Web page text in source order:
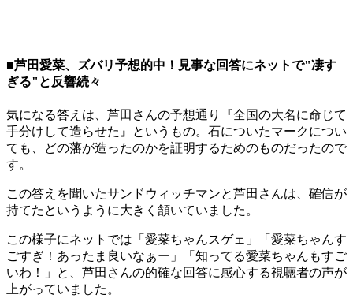
■芦田愛菜、ズバリ予想的中！見事な回答にネットで"凄す
ぎる"と反響続々
気になる答えは、芦田さんの予想通り『全国の大名に命じて
手分けして造らせた』というもの。石についたマークについ
ても、どの藩が造ったのかを証明するためのものだったので
す。
この答えを聞いたサンドウィッチマンと芦田さんは、確信が
持てたというように大きく頷いていました。
この様子にネットでは「愛菜ちゃんスゲェ」「愛菜ちゃんす
ごすぎ！あったま良いなぁー」「知ってる愛菜ちゃんもすご
いわ！」と、芦田さんの的確な回答に感心する視聴者の声が
上がっていました。